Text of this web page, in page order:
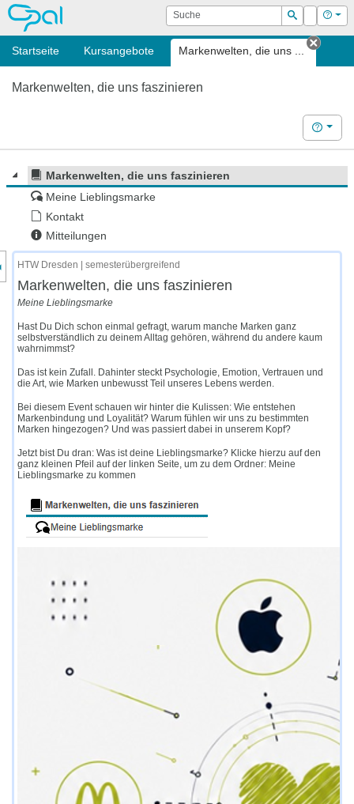
OPAL Suche
Suchen
Login Hilfe
Startseite Kursangebote Markenwelten, die uns ...
Tab
Markenwelten, die uns faszinieren
Hilfe
Markenwelten, die uns faszinieren
Meine Lieblingsmarke
Kontakt
Mitteilungen
des Kursmenüs
HTW Dresden | semesterübergreifend
Markenwelten, die uns faszinieren
Meine Lieblingsmarke
Hast Du Dich schon einmal gefragt, warum manche Marken ganz
selbstverständlich zu deinem Alltag gehören, während du andere kaum
wahrnimmst?
Das ist kein Zufall. Dahinter steckt Psychologie, Emotion, Vertrauen und
die Art, wie Marken unbewusst Teil unseres Lebens werden.
Bei diesem Event schauen wir hinter die Kulissen: Wie entstehen
Markenbindung und Loyalität? Warum fühlen wir uns zu bestimmten
Marken hingezogen? Und was passiert dabei in unserem Kopf?
Jetzt bist Du dran: Was ist deine Lieblingsmarke? Klicke hierzu auf den
ganz kleinen Pfeil auf der linken Seite, um zu dem Ordner: Meine
Lieblingsmarke zu kommen